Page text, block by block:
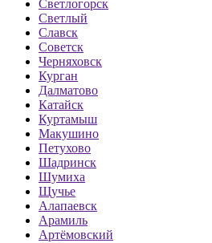
Светлогорск
Светлый
Славск
Советск
Черняховск
Курган
Далматово
Катайск
Куртамыш
Макушино
Петухово
Шадринск
Шумиха
Щучье
Алапаевск
Арамиль
Артёмовский